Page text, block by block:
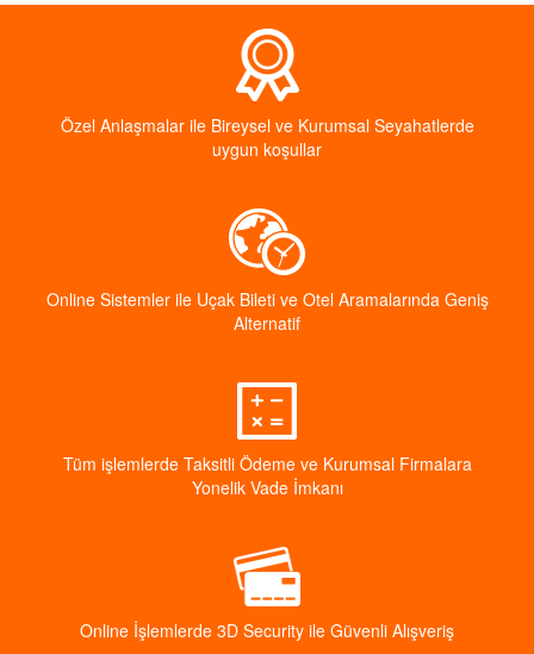
Özel Anlaşmalar ile Bireysel ve Kurumsal Seyahatlerde
uygun koşullar
Online Sistemler ile Uçak Bileti ve Otel Aramalarında Geniş
Alternatif
Tüm işlemlerde Taksitli Ödeme ve Kurumsal Firmalara
Yonelik Vade İmkanı
Online İşlemlerde 3D Security ile Güvenli Alışveriş